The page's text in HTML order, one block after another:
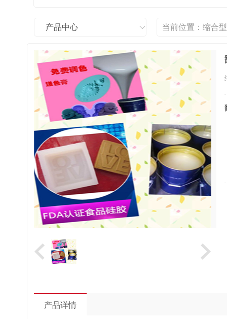
产品中心 当前位置：缩合
产品详情